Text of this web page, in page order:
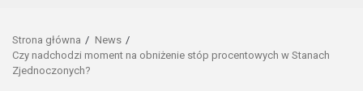
Strona główna
News
Czy nadchodzi moment na obniżenie stóp procentowych w Stanach
Zjednoczonych?